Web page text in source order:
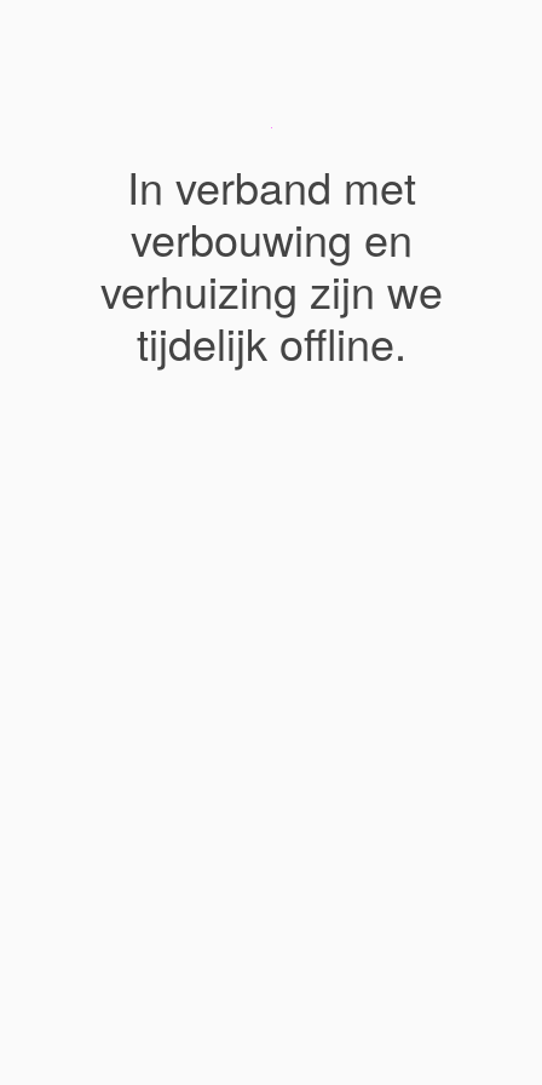
In verband met
verbouwing en
verhuizing zijn we
tijdelijk offline.